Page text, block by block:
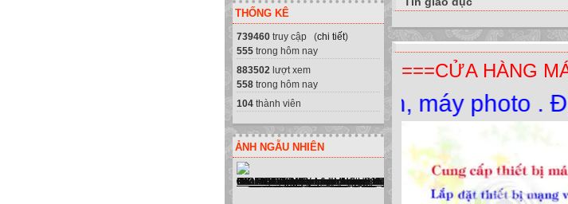
THỐNG KÊ
739460 truy cập (chi tiết)
555 trong hôm nay
883502 lượt xem
558 trong hôm nay
104 thành viên
ẢNH NGẪU NHIÊN
===CỬA HÀNG
cấp sửa chữa máy tính, máy in, máy photo . Địa